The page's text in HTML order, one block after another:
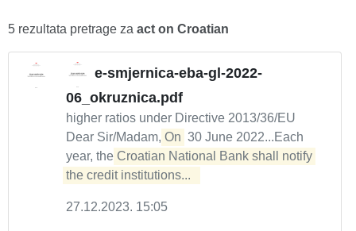
5 rezultata pretrage za act on Croatian
e-smjernica-eba-gl-2022-
06_okruznica.pdf
higher ratios under Directive 2013/36/EU
Dear Sir/Madam, On 30 June 2022...Each
year, the Croatian National Bank shall notify
the credit institutions...
27.12.2023. 15:05